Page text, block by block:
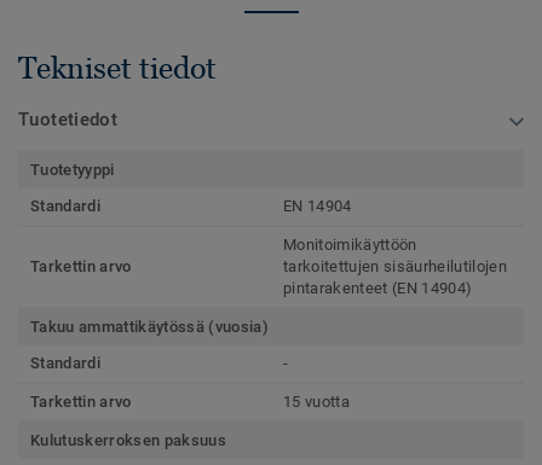
Tekniset tiedot
Tuotetiedot
Tuotetyyppi
Standardi
EN 14904
Tarkettin arvo
Monitoimikäyttöön
tarkoitettujen sisäurheilutilojen
pintarakenteet (EN 14904)
Takuu ammattikäytössä (vuosia)
Standardi
-
Tarkettin arvo 15 vuotta
Kulutuskerroksen paksuus